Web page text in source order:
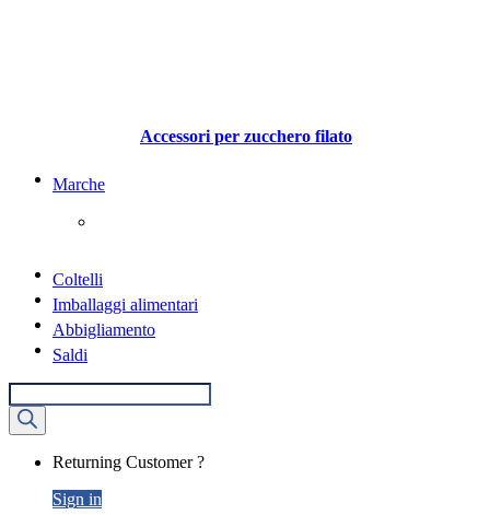
Accessori per zucchero filato
Marche
Coltelli
Imballaggi alimentari
Abbigliamento
Saldi
Ricerca
prodotti
Returning Customer ?
Sign in